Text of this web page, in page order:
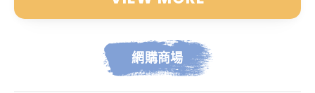
網購商場